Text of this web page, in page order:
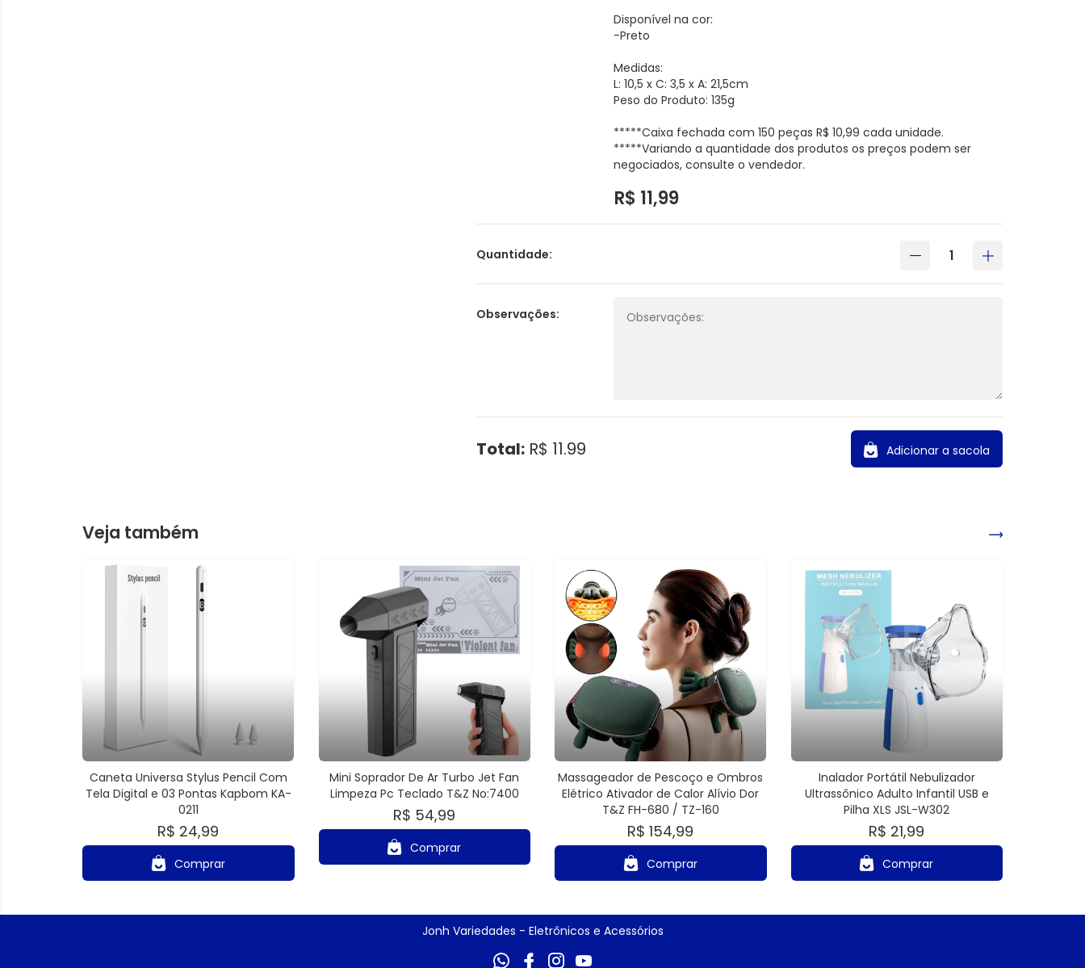
Disponível na cor:
-Preto
Medidas:
L: 10,5 x C: 3,5 x A: 21,5cm
Peso do Produto: 135g
*****Caixa fechada com 150 peças R$ 10,99 cada unidade.
*****Variando a quantidade dos produtos os preços podem ser
negociados, consulte o vendedor.
R$ 11,99
Quantidade:
Observações:
Total:R$ 11.99 Adicionar a sacola
Veja também
Caneta Universa Stylus Pencil Com
Tela Digital e 03 Pontas Kapbom KA-
0211
R$ 24,99
Comprar
Mini Soprador De Ar Turbo Jet Fan
Limpeza Pc Teclado T&Z No:7400
R$ 54,99
Comprar
Massageador de Pescoço e Ombros
Elétrico Ativador de Calor Alívio Dor
T&Z FH-680 / TZ-160
R$ 154,99
Comprar
Inalador Portátil Nebulizador
Ultrassônico Adulto Infantil USB e
Pilha XLS JSL-W302
R$ 21,99
Comprar
Jonh Variedades - Eletrônicos e Acessórios